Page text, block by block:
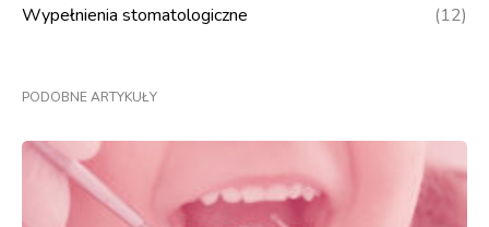
Wypełnienia stomatologiczne
(12)
PODOBNE ARTYKUŁY